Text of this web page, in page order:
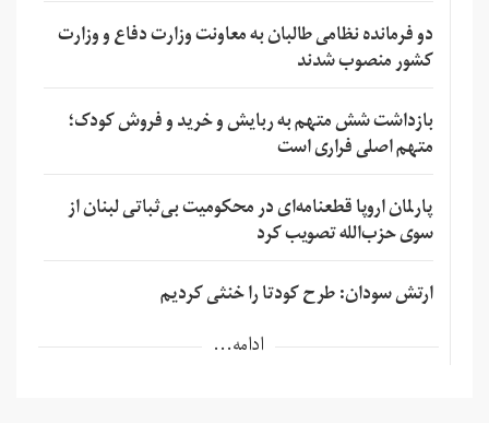
دو فرمانده نظامی طالبان به معاونت وزارت دفاع و وزارت
کشور منصوب شدند
بازداشت شش متهم به ربایش و خرید و فروش کودک؛
متهم اصلی فراری است
پارلمان اروپا قطعنامه‌ای در محکومیت بی‌ثباتی لبنان از
سوی حزب‌الله تصویب کرد
ارتش سودان: طرح کودتا را خنثی کردیم
ادامه...